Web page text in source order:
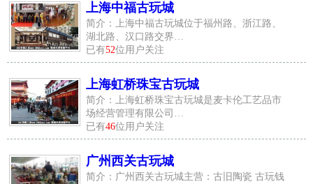
上海中福古玩城
简介：上海中福古玩城位于福州路、浙江路、
湖北路、汉口路交界…
已有52位用户关注
上海虹桥珠宝古玩城
简介：上海虹桥珠宝古玩城是麦卡伦工艺品市
场经营管理有限公司…
已有46位用户关注
广州西关古玩城
简介：广州西关古玩城主营：古旧陶瓷 古玩钱